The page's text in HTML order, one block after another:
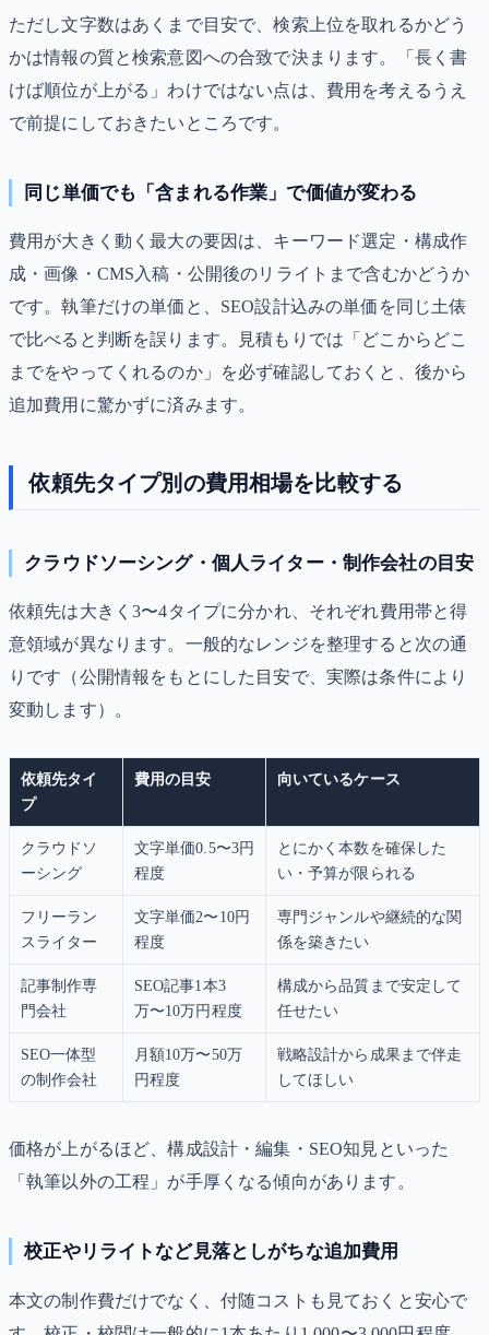
ただし文字数はあくまで目安で、検索上位を取れるかどう
かは情報の質と検索意図への合致で決まります。「長く書
けば順位が上がる」わけではない点は、費用を考えるうえ
で前提にしておきたいところです。
同じ単価でも「含まれる作業」で価値が変わる
費用が大きく動く最大の要因は、キーワード選定・構成作
成・画像・CMS入稿・公開後のリライトまで含むかどうか
です。執筆だけの単価と、SEO設計込みの単価を同じ土俵
で比べると判断を誤ります。見積もりでは「どこからどこ
までをやってくれるのか」を必ず確認しておくと、後から
追加費用に驚かずに済みます。
依頼先タイプ別の費用相場を比較する
クラウドソーシング・個人ライター・制作会社の目安
依頼先は大きく3〜4タイプに分かれ、それぞれ費用帯と得
意領域が異なります。一般的なレンジを整理すると次の通
りです（公開情報をもとにした目安で、実際は条件により
変動します）。
依頼先タイ
プ
費用の目安 向いているケース
クラウドソ
ーシング
文字単価0.5〜3円
程度
とにかく本数を確保した
い・予算が限られる
フリーラン
スライター
文字単価2〜10円
程度
専門ジャンルや継続的な関
係を築きたい
記事制作専
門会社
SEO記事1本3
万〜10万円程度
構成から品質まで安定して
任せたい
SEO一体型
の制作会社
月額10万〜50万
円程度
戦略設計から成果まで伴走
してほしい
価格が上がるほど、構成設計・編集・SEO知見といった
「執筆以外の工程」が手厚くなる傾向があります。
校正やリライトなど見落としがちな追加費用
本文の制作費だけでなく、付随コストも見ておくと安心で